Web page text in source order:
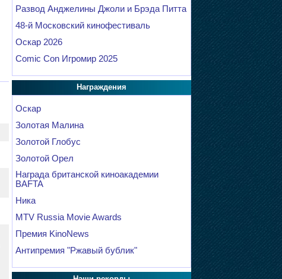
Развод Анджелины Джоли и Брэда Питта
48-й Московский кинофестиваль
Оскар 2026
Comic Con Игромир 2025
Награждения
Оскар
Золотая Малина
Золотой Глобус
Золотой Орел
Награда британской киноакадемии
BAFTA
Ника
MTV Russia Movie Awards
Премия KinoNews
Антипремия "Ржавый бублик"